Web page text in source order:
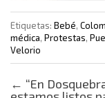
Etiquetas: Bebé,
médica, Protestas,
Velorio
Post navigation
← “En